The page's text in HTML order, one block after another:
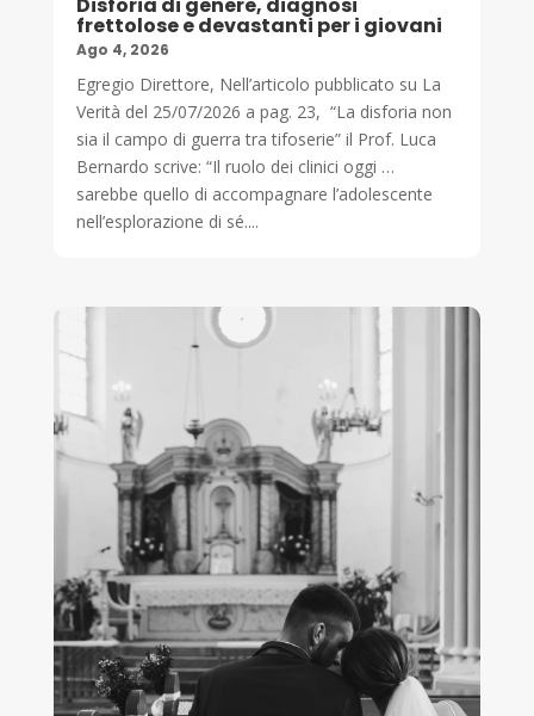
frettolose e devastanti per i giovani
Ago 4, 2026
Egregio Direttore, Nell’articolo pubblicato su La
Verità del 25/07/2026 a pag. 23, “La disforia non
sia il campo di guerra tra tifoserie” il Prof. Luca
Bernardo scrive: “Il ruolo dei clinici oggi …
sarebbe quello di accompagnare l’adolescente
nell’esplorazione di sé....